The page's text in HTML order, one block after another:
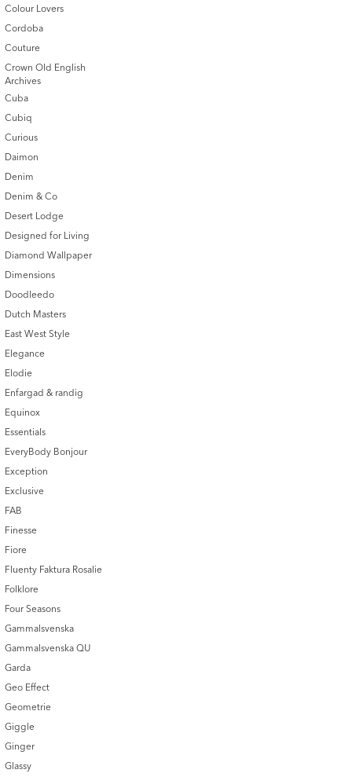
Colour Lovers
Cordoba
Couture
Crown Old English
Archives
Cuba
Cubiq
Curious
Daimon
Denim
Denim & Co
Desert Lodge
Designed for Living
Diamond Wallpaper
Dimensions
Doodleedo
Dutch Masters
East West Style
Elegance
Elodie
Enfargad & randig
Equinox
Essentials
EveryBody Bonjour
Exception
Exclusive
FAB
Finesse
Fiore
Fluenty Faktura Rosalie
Folklore
Four Seasons
Gammalsvenska
Gammalsvenska QU
Garda
Geo Effect
Geometrie
Giggle
Ginger
Glassy